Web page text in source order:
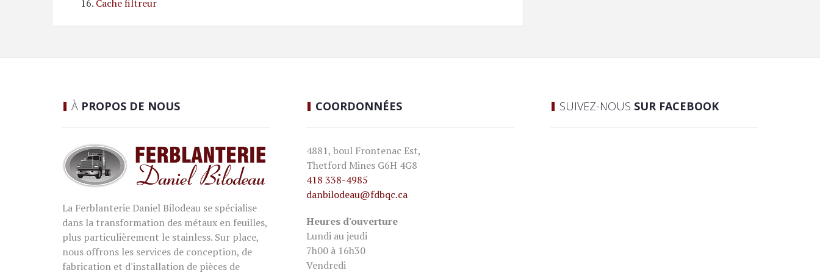
Cache filtreur
À PROPOS DE NOUS
La Ferblanterie Daniel Bilodeau se spécialise
dans la transformation des métaux en feuilles,
plus particulièrement le stainless. Sur place,
nous offrons les services de conception, de
fabrication et d'installation de pièces de
COORDONNÉES
4881, boul Frontenac Est,
Thetford Mines G6H 4G8
418 338-4985
danbilodeau@fdbqc.ca
Heures d'ouverture
Lundi au jeudi
7h00 à 16h30
Vendredi
SUIVEZ-NOUS SUR FACEBOOK